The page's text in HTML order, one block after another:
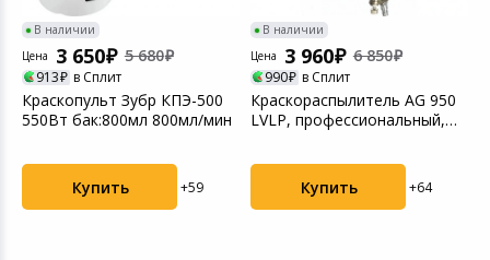
В наличии
Цена
3 650 5 680
913 в Сплит
Краскопульт Зубр КПЭ-500
550Вт бак:800мл 800мл/мин
Купить +59
В наличии
Цена
3 960 6 850
990 в Сплит
Краскораспылитель AG 950
LVLP, профессиональный,
Купить +64